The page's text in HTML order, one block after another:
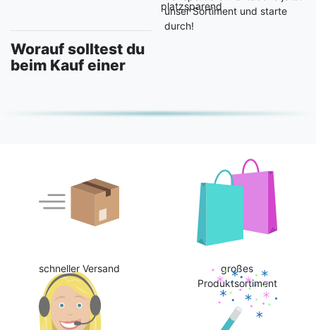
platzsparend
Worauf solltest du
beim Kauf einer
unser Sortiment und starte
durch!
schneller Versand
großes
Produktsortiment